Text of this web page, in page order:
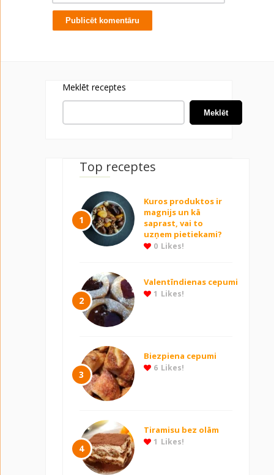
Meklēt receptes
Meklēt
Top receptes
1
Kuros produktos ir
magnijs un kā
saprast, vai to
uzņem pietiekami?
0 Likes!
2
Valentīndienas cepumi
1 Likes!
3
Biezpiena cepumi
6 Likes!
4
Tiramisu bez olām
1 Likes!